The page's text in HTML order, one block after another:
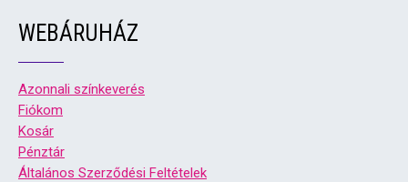
WEBÁRUHÁZ
Azonnali színkeverés
Fiókom
Kosár
Pénztár
Általános Szerződési Feltételek